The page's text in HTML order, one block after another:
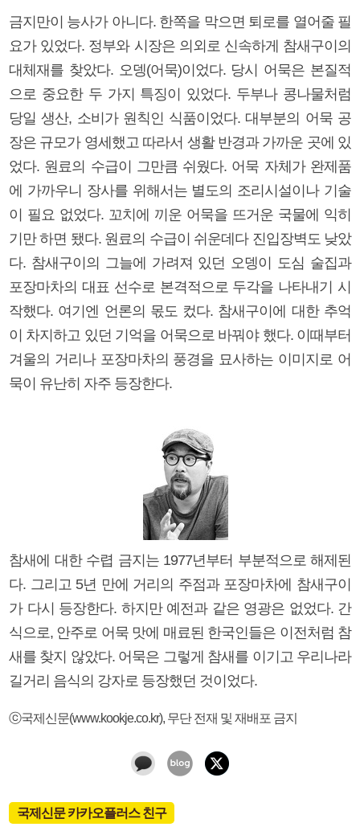
금지만이 능사가 아니다. 한쪽을 막으면 퇴로를 열어줄 필
요가 있었다. 정부와 시장은 의외로 신속하게 참새구이의
대체재를 찾았다. 오뎅(어묵)이었다. 당시 어묵은 본질적
으로 중요한 두 가지 특징이 있었다. 두부나 콩나물처럼
당일 생산, 소비가 원칙인 식품이었다. 대부분의 어묵 공
장은 규모가 영세했고 따라서 생활 반경과 가까운 곳에 있
었다. 원료의 수급이 그만큼 쉬웠다. 어묵 자체가 완제품
에 가까우니 장사를 위해서는 별도의 조리시설이나 기술
이 필요 없었다. 꼬치에 끼운 어묵을 뜨거운 국물에 익히
기만 하면 됐다. 원료의 수급이 쉬운데다 진입장벽도 낮았
다. 참새구이의 그늘에 가려져 있던 오뎅이 도심 술집과
포장마차의 대표 선수로 본격적으로 두각을 나타내기 시
작했다. 여기엔 언론의 몫도 컸다. 참새구이에 대한 추억
이 차지하고 있던 기억을 어묵으로 바꿔야 했다. 이때부터
겨울의 거리나 포장마차의 풍경을 묘사하는 이미지로 어
묵이 유난히 자주 등장한다.
참새에 대한 수렵 금지는 1977년부터 부분적으로 해제된
다. 그리고 5년 만에 거리의 주점과 포장마차에 참새구이
가 다시 등장한다. 하지만 예전과 같은 영광은 없었다. 간
식으로, 안주로 어묵 맛에 매료된 한국인들은 이전처럼 참
새를 찾지 않았다. 어묵은 그렇게 참새를 이기고 우리나라
길거리 음식의 강자로 등장했던 것이었다.
ⓒ국제신문(www.kookje.co.kr), 무단 전재 및 재배포 금지
국제신문 카카오플러스 친구